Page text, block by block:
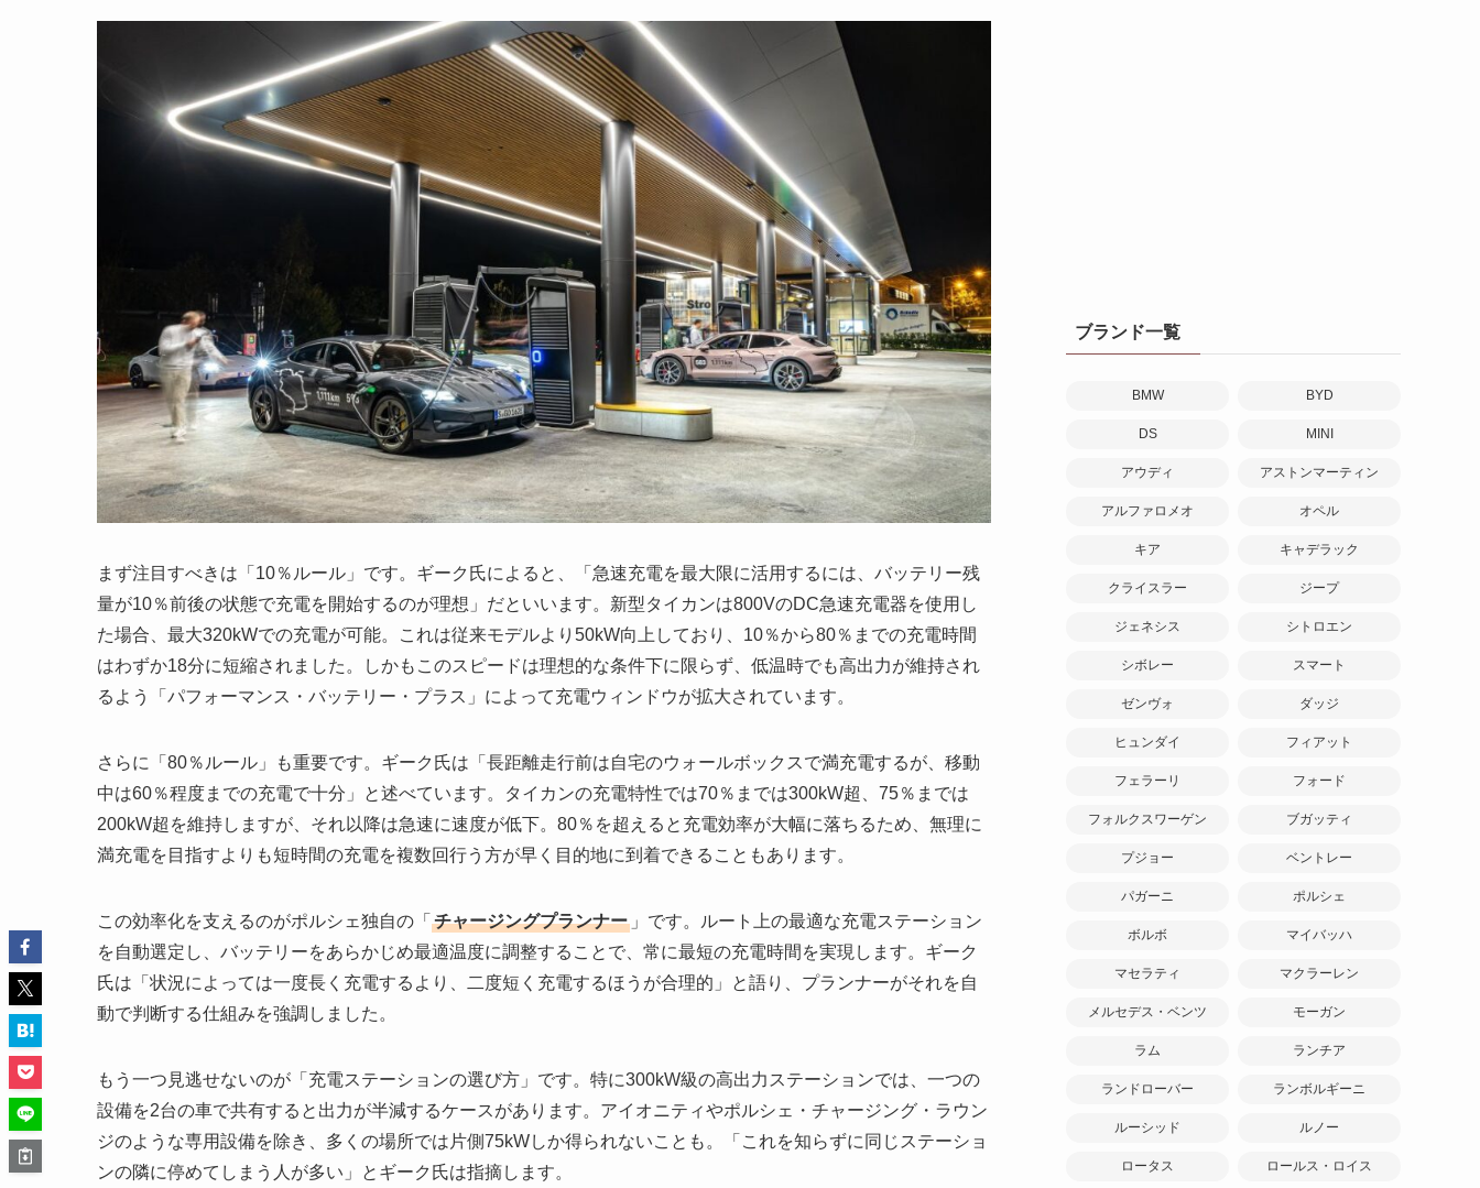
まず注目すべきは「10％ルール」です。ギーク氏によると、「急速充電を最大限に活用するには、バッテリー残
量が10％前後の状態で充電を開始するのが理想」だといいます。新型タイカンは800VのDC急速充電器を使用し
た場合、最大320kWでの充電が可能。これは従来モデルより50kW向上しており、10％から80％までの充電時間
はわずか18分に短縮されました。しかもこのスピードは理想的な条件下に限らず、低温時でも高出力が維持され
るよう「パフォーマンス・バッテリー・プラス」によって充電ウィンドウが拡大されています。
さらに「80％ルール」も重要です。ギーク氏は「長距離走行前は自宅のウォールボックスで満充電するが、移動
中は60％程度までの充電で十分」と述べています。タイカンの充電特性では70％までは300kW超、75％までは
200kW超を維持しますが、それ以降は急速に速度が低下。80％を超えると充電効率が大幅に落ちるため、無理に
満充電を目指すよりも短時間の充電を複数回行う方が早く目的地に到着できることもあります。
この効率化を支えるのがポルシェ独自の「 チャージングプランナー 」です。ルート上の最適な充電ステーション
を自動選定し、バッテリーをあらかじめ最適温度に調整することで、常に最短の充電時間を実現します。ギーク
氏は「状況によっては一度長く充電するより、二度短く充電するほうが合理的」と語り、プランナーがそれを自
動で判断する仕組みを強調しました。
もう一つ見逃せないのが「充電ステーションの選び方」です。特に300kW級の高出力ステーションでは、一つの
設備を2台の車で共有すると出力が半減するケースがあります。アイオニティやポルシェ・チャージング・ラウン
ジのような専用設備を除き、多くの場所では片側75kWしか得られないことも。「これを知らずに同じステーショ
ンの隣に停めてしまう人が多い」とギーク氏は指摘します。
ブランド一覧
BMW BYD
DS MINI
アウディ アストンマーティン
アルファロメオ オペル
キア キャデラック
クライスラー ジープ
ジェネシス シトロエン
シボレー スマート
ゼンヴォ ダッジ
ヒュンダイ フィアット
フェラーリ フォード
フォルクスワーゲン ブガッティ
プジョー ベントレー
パガーニ ポルシェ
ボルボ マイバッハ
マセラティ マクラーレン
メルセデス・ベンツ モーガン
ラム ランチア
ランドローバー ランボルギーニ
ルーシッド ルノー
ロータス ロールス・ロイス